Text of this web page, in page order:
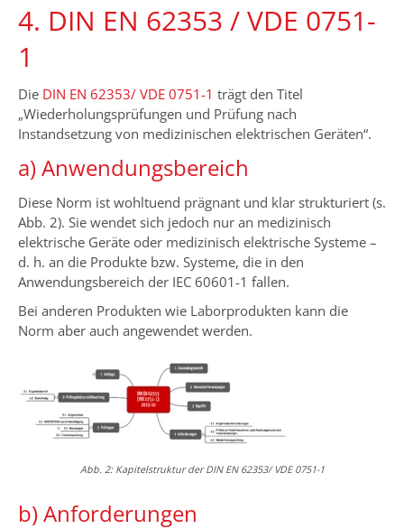
4. DIN EN 62353 / VDE 0751-
1
Die DIN EN 62353/ VDE 0751-1 trägt den Titel
„Wiederholungsprüfungen und Prüfung nach
Instandsetzung von medizinischen elektrischen Geräten“.
a) Anwendungsbereich
Diese Norm ist wohltuend prägnant und klar strukturiert (s.
Abb. 2). Sie wendet sich jedoch nur an medizinisch
elektrische Geräte oder medizinisch elektrische Systeme –
d. h. an die Produkte bzw. Systeme, die in den
Anwendungsbereich der IEC 60601-1 fallen.
Bei anderen Produkten wie Laborprodukten kann die
Norm aber auch angewendet werden.
Abb. 2: Kapitelstruktur der DIN EN 62353/ VDE 0751-1
b) Anforderungen